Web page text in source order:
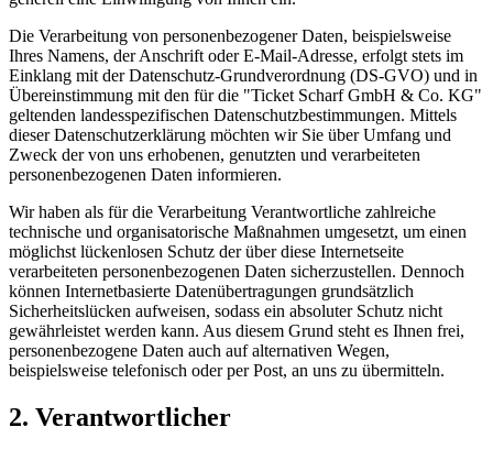
Die Verarbeitung von personenbezogener Daten, beispielsweise
Ihres Namens, der Anschrift oder E-Mail-Adresse, erfolgt stets im
Einklang mit der Datenschutz-Grundverordnung (DS-GVO) und in
Übereinstimmung mit den für die "Ticket Scharf GmbH & Co. KG"
geltenden landesspezifischen Datenschutzbestimmungen. Mittels
dieser Datenschutzerklärung möchten wir Sie über Umfang und
Zweck der von uns erhobenen, genutzten und verarbeiteten
personenbezogenen Daten informieren.
Wir haben als für die Verarbeitung Verantwortliche zahlreiche
technische und organisatorische Maßnahmen umgesetzt, um einen
möglichst lückenlosen Schutz der über diese Internetseite
verarbeiteten personenbezogenen Daten sicherzustellen. Dennoch
können Internetbasierte Datenübertragungen grundsätzlich
Sicherheitslücken aufweisen, sodass ein absoluter Schutz nicht
gewährleistet werden kann. Aus diesem Grund steht es Ihnen frei,
personenbezogene Daten auch auf alternativen Wegen,
beispielsweise telefonisch oder per Post, an uns zu übermitteln.
2. Verantwortlicher